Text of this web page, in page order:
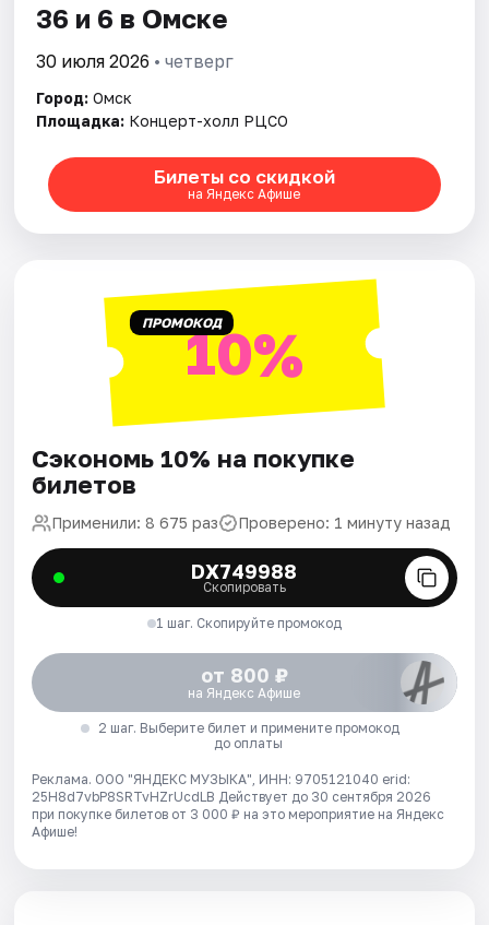
Города
Площадки
Артисты
Рейтинги
36 и 6 в Омске
30 июля 2026 • четверг
Город: Омск
Площадка: Концерт-холл РЦСО
Билеты со скидкой
на Яндекс Афише
ПРОМОКОД10%
Сэкономь 10% на покупке
билетов
Применили: 8 675 раз Проверено: 1 минуту назад
DX749988
Скопировать
1 шаг. Скопируйте промокод
от 800 ₽
на Яндекс Афише
2 шаг. Выберите билет и примените промокод
до оплаты
Реклама. ООО "ЯНДЕКС МУЗЫКА", ИНН: 9705121040 erid:
25H8d7vbP8SRTvHZrUcdLB Действует до 30 сентября 2026
при покупке билетов от 3 000 ₽ на это мероприятие на Яндекс
Афише!